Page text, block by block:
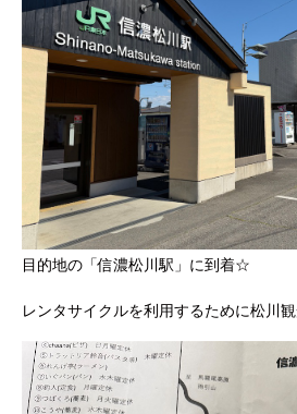
目的地の「信濃松川駅」に到着☆
レンタサイクルを利用するために松川観